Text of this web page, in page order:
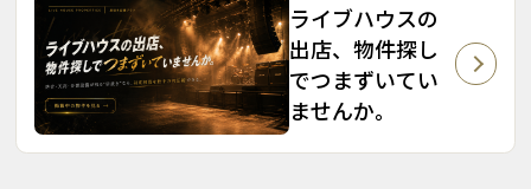
ライブハウスの
出店、物件探し
でつまずいてい
ませんか。